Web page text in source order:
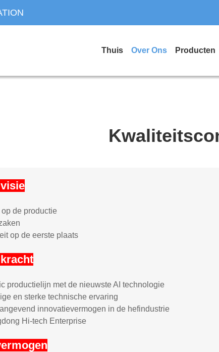
Thuis Over Ons Producten
de productie
op de eerste plaats
productielijn met de nieuwste AI technologie
en sterke technische ervaring
innovatievermogen in de hefindustrie
Hi-tech Enterprise